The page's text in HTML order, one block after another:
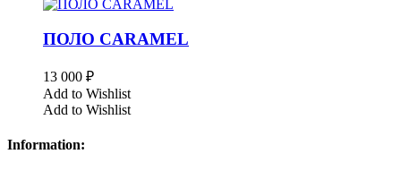
ПОЛО CARAMEL
13 000 ₽
Add to Wishlist
Add to Wishlist
Information: